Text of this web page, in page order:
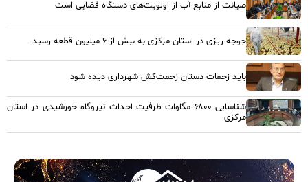
صیانت از منابع آب از اولویت‌های دستگاه قضایی است
جوجه ریزی در استان مرکزی به بیش از ۶ میلیون قطعه رسید
باید زحمات دستان زحمت‌کش شهرداری دیده شود
شناسایی ۶۸۰۰ مگاوات ظرفیت احداث نیروگاه خورشیدی در استان
مرکزی